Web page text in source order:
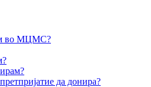
во МЦМС?
да донира?